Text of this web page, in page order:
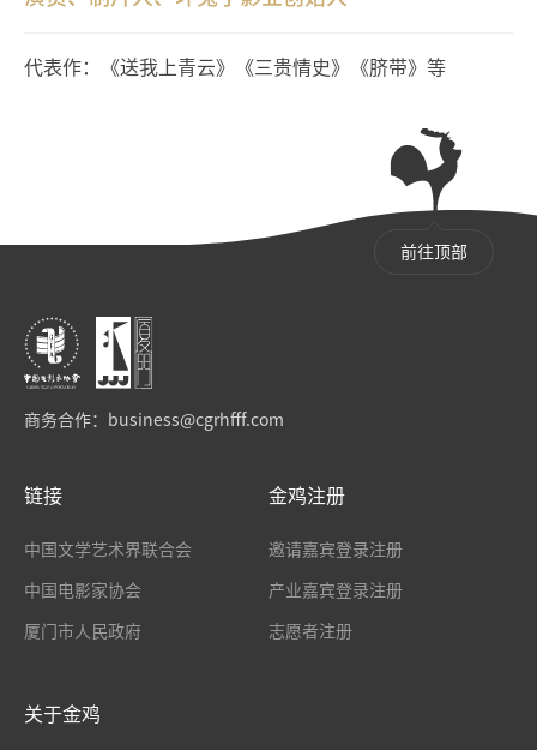
代表作：《送我上青云》《三贵情史》《脐带》等
前往顶部
商务合作： business@cgrhfff.com
链接
中国文学艺术界联合会
中国电影家协会
厦门市人民政府
金鸡注册
邀请嘉宾登录注册
产业嘉宾登录注册
志愿者注册
关于金鸡